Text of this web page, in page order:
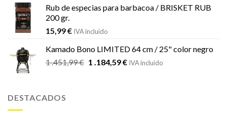
Rub de especias para barbacoa / BRISKET RUB
200 gr.
15,99€ IVA incluido
Kamado Bono LIMITED 64 cm / 25" color negro
1 .451,99€ El
1 .184,59€ElIVA incluido
DESTACADOS